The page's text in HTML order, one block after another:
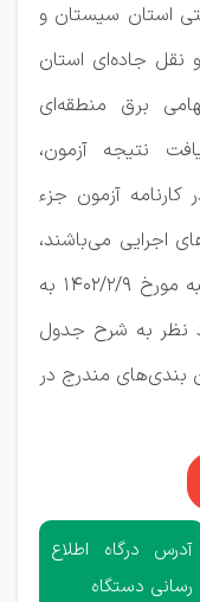
استان سیستان و
نقل جاده‌ای استان
برق منطقه‌ای
نتیجه آزمون،
آزمون جزء
اجرایی می‌باشند،
موظفند برای اقدامات بعدی از روز شنبه مورخ ۱۴۰۲/۲/۹ به
نظر به شرح جدول
بندی‌های مندرج در
آدرس درگاه اطلاع
رسانی دستگاه